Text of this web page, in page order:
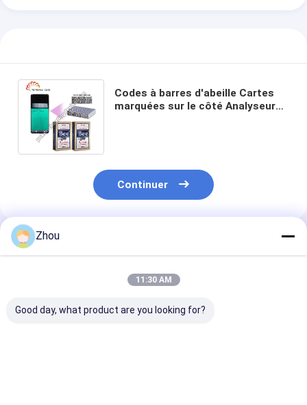
Codes à barres d'abeille Cartes
marquées sur le côté Analyseur
Continuer
Produits Recommandés
Zhou
11:30 AM
Good day, what product are you looking for?